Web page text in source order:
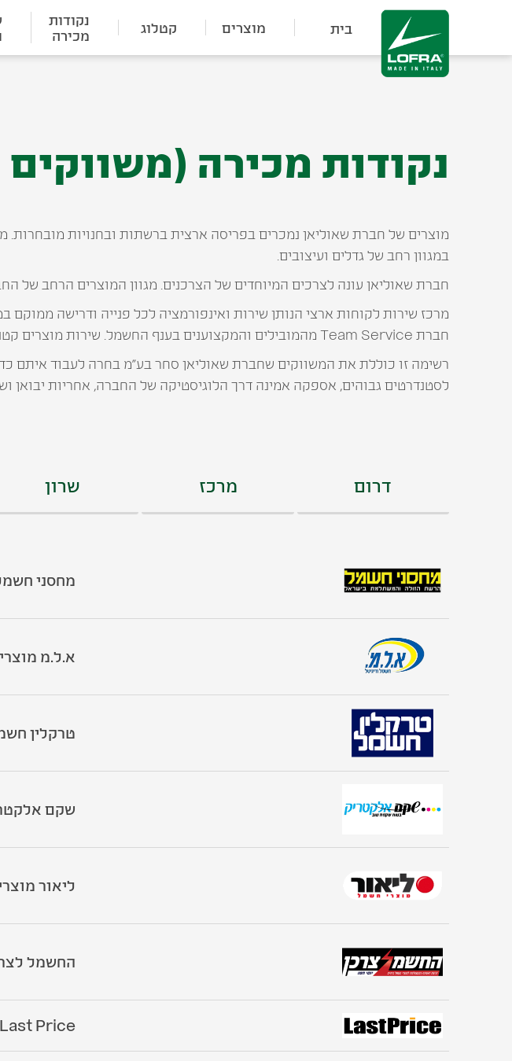
בית מוצרים קטלוג
נקודות
מכירה
נקודות מכירה
מוצרים של חברת שאוליאן נמכרים בפריסה ארצית ברשתות ובחנויות מובחרות.
במגוון רחב של גדלים ועיצובים.
חברת שאוליאן עונה לצרכים המיוחדים של הצרכנים. מגוון המוצרים הרחב של
מרכז שירות לקוחות ארצי הנותן שירות ואינפורמציה לכל פנייה ודרישה
חברת Team Service מהמובילים והמקצוענים בענף החשמל. שירות מוצרים קטנים נתמך ע"י יותר מ-20 מעבדות שירות בפריסה ארצית.
רשימה זו כוללת את המשווקים שחברת שאוליאן סחר בע"מ בחרה לעבוד איתם
לסטנדרטים גבוהים, אספקה אמינה דרך הלוגיסטיקה של החברה, אחריות יבואן
דרום מרכז שרון
מחסני
א.ל.מ
טרקלין
שקם
ליאור
החשמל
Last Price